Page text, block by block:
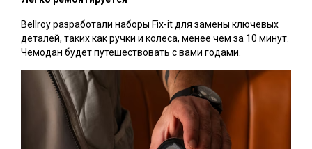
Bellroy разработали наборы Fix-it для замены ключевых
деталей, таких как ручки и колеса, менее чем за 10 минут.
Чемодан будет путешествовать с вами годами.